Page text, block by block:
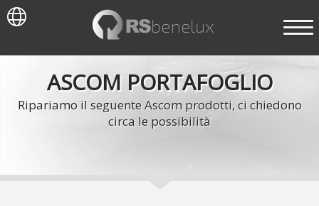
ASCOM PORTAFOGLIO
Ripariamo il seguente Ascom prodotti, ci chiedono
circa le possibilità